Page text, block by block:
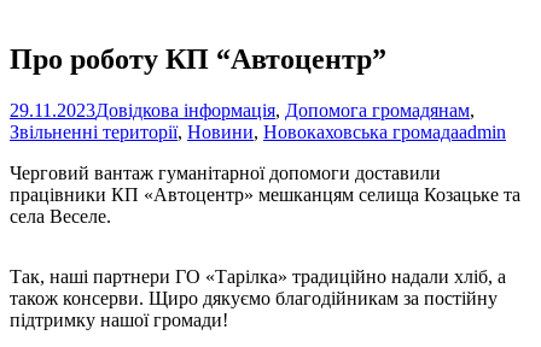
Про роботу КП “Автоцентр”
29.11.2023Довідкова інформація, Допомога громадянам,
Звільненні території, Новини, Новокаховська громадаadmin
Черговий вантаж гуманітарної допомоги доставили
працівники КП «Автоцентр» мешканцям селища Козацьке та
села Веселе.
Так, наші партнери ГО «Тарілка» традиційно надали хліб, а
також консерви. Щиро дякуємо благодійникам за постійну
підтримку нашої громади!